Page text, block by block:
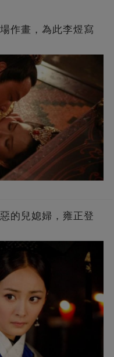
作畫，為此李煜寫
的兒媳婦，雍正登